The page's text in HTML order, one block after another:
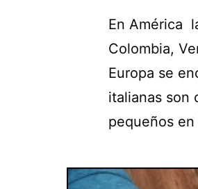
En América
Colombia,
Europa se
italianas son
pequeños en